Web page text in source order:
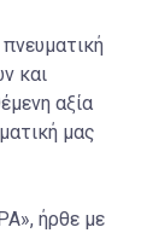
και
αξία
μας
ήρθε με